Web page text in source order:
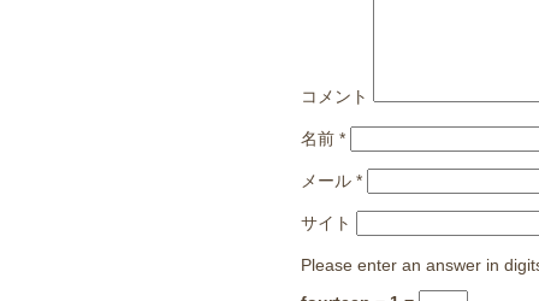
コメント
名前 *
メール *
サイト
Please enter an answer in